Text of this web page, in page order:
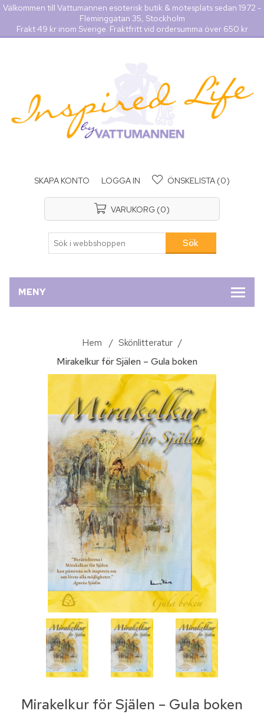
Välkommen till Vattumannen esoterisk butik & mötesplats sedan 1972 -
Fleminggatan 35, Stockholm
Frakt 49 kr inom Sverige. Fraktfritt vid ordersumma över 650 kr
SKAPA KONTO LOGGA IN ÖNSKELISTA (0)
VARUKORG (0)
MENY
Hem / Skönlitteratur /
Mirakelkur för Själen – Gula boken
Mirakelkur för Själen – Gula boken